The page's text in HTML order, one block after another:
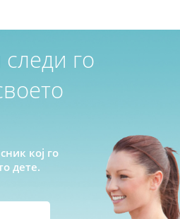
го
кој го
дете.